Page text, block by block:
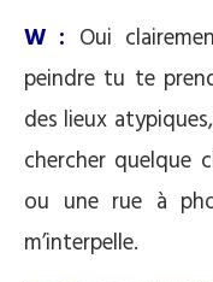
W : Oui
peindre tu te
des lieux
chercher quelque
ou une rue à
m’interpelle.